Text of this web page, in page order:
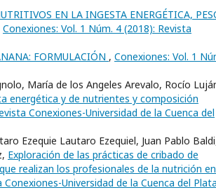
EN LA INGESTA ENERGÉTICA,
Conexiones: Vol. 1 Núm. 4 (2018): Revista
FORMULACIÓN , Conexiones: Vol. 1
María de los Angeles Arevalo, Rocío
energética y de nutrientes y composición
Conexiones-Universidad de la Cuenca del
Ezequie Lautaro Ezequiel, Juan Pablo
Exploración de las prácticas de cribado de
realizan los profesionales de la nutrición
Universidad de la Cuenca del